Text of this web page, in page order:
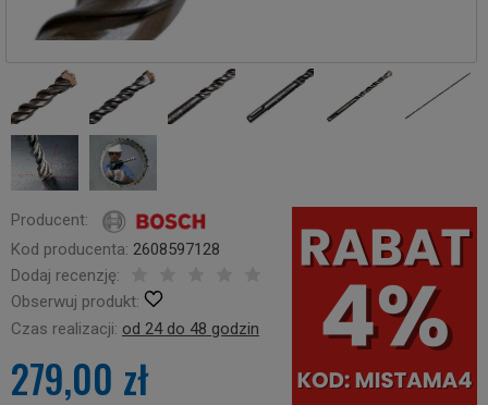
Producent:
Kod producenta: 2608597128
Dodaj recenzję:
Obserwuj produkt:
Czas realizacji: od 24 do 48 godzin
279,00 zł